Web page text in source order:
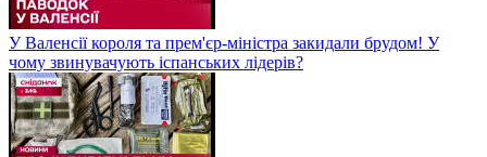
У Валенсії короля та прем'єр-міністра закидали брудом! У
чому звинувачують іспанських лідерів?